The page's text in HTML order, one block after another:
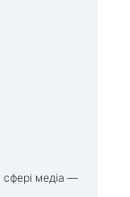
сфері медіа —